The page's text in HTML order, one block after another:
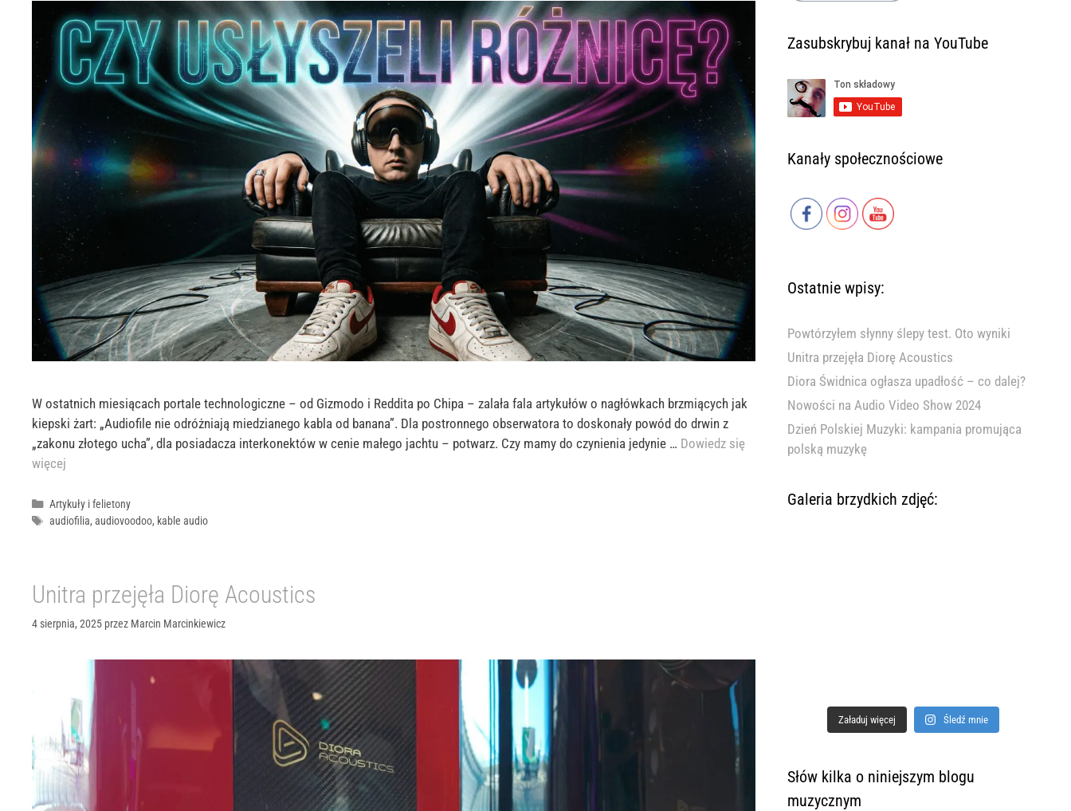
W ostatnich miesiącach portale technologiczne – od Gizmodo i Reddita po Chipa – zalała fala artykułów o nagłówkach brzmiących jak
kiepski żart: „Audiofile nie odróżniają miedzianego kabla od banana”. Dla postronnego obserwatora to doskonały powód do drwin z
„zakonu złotego ucha”, dla posiadacza interkonektów w cenie małego jachtu – potwarz. Czy mamy do czynienia jedynie … Dowiedz się
więcej
Kategorie
Artykuły i felietony
Tagi
audiofilia, audiovoodoo, kable audio
Unitra przejęła Diorę Acoustics
4 sierpnia, 2025 przez Marcin Marcinkiewicz
Zasubskrybuj kanał na YouTube
Kanały społecznościowe
Ostatnie wpisy:
Powtórzyłem słynny ślepy test. Oto wyniki
Unitra przejęła Diorę Acoustics
Diora Świdnica ogłasza upadłość – co dalej?
Nowości na Audio Video Show 2024
Dzień Polskiej Muzyki: kampania promująca
polską muzykę
Galeria brzydkich zdjęć:
Załaduj więcej Śledź mnie
Słów kilka o niniejszym blogu
muzycznym